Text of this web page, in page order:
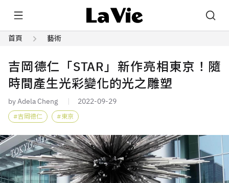
首頁 藝術
吉岡德仁「STAR」新作亮相東京！隨
時間產生光彩變化的光之雕塑
by Adela Cheng 2022-09-29
吉岡德仁 東京